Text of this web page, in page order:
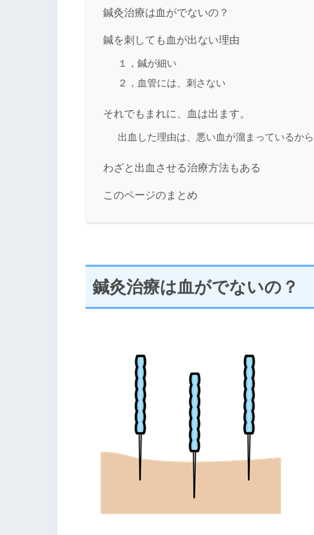
鍼灸治療は血がでないの？
鍼を刺しても血が出ない理由
１，鍼が細い
２，血管には、刺さない
それでもまれに、血は出ます。
出血した理由は、悪い血が溜まっているか
わざと出血させる治療方法もある
このページのまとめ
鍼灸治療は血がでないの？